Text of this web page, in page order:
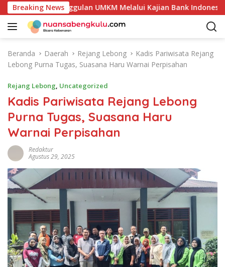
a
Breaking News
Produk Unggulan UMKM Melalui Kajian Bank Indonesia
Beranda Daerah Rejang Lebong
Kadis Pariwisata Rejang
Lebong Purna Tugas, Suasana Haru Warnai Perpisahan
Rejang Lebong, Uncategorized
Kadis Pariwisata Rejang Lebong
Purna Tugas, Suasana Haru
Warnai Perpisahan
Redaktur
Agustus 29, 2025